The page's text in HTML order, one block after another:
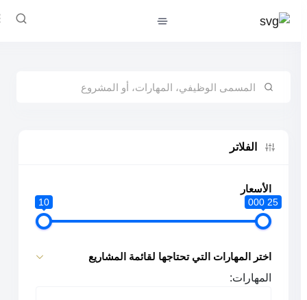
الفلاتر
الأسعار
10 25 000
اختر المهارات التي تحتاجها لقائمة المشاريع
المهارات: